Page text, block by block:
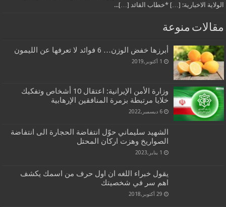
الولاية الاخبارية: […] *خطاب القائد […]...
مقالات منوعة
أبرزها خفض الوزن… 6 فوائد لا تعرفها عن الليمون
1 أكتوبر,2019
وزارة الأمن الإيرانية: اعتقال 10 أشخاص وتفكيك
خلايا مرتبطة بزمرة المنافقين الإرهابية
6 ديسمبر,2022
الشهيد سليماني حوّل انتفاضة الحجارة الى انتفاضة
الصواريخ وهزت اركان المحتل
1 يناير,2023
يقول خبراء اللغه ان اول حرف من اسمك يكشف
اهم سر في شخصيتك
29 أكتوبر,2018